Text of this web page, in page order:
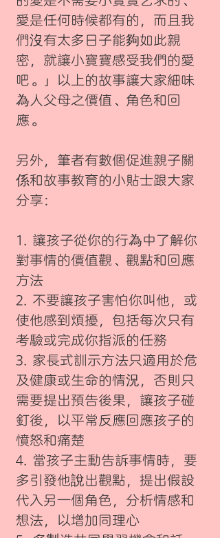
愛是任何時候都有的，而且我
們沒有太多日子能夠如此親
密，就讓小寶寶感受我們的愛
吧。」以上的故事讓大家細味
為人父母之價值、角色和回
應。
另外，筆者有數個促進親子關
係和故事教育的小貼士跟大家
分享：
1. 讓孩子從你的行為中了解你
對事情的價值觀、觀點和回應
方法
2. 不要讓孩子害怕你叫他，或
使他感到煩擾，包括每次只有
考驗或完成你指派的任務
3. 家長式訓示方法只適用於危
及健康或生命的情況，否則只
需要提出預告後果，讓孩子碰
釘後，以平常反應回應孩子的
憤怒和痛楚
4. 當孩子主動告訴事情時，要
多引發他說出觀點，提出假設
代入另一個角色，分析情感和
想法，以增加同理心